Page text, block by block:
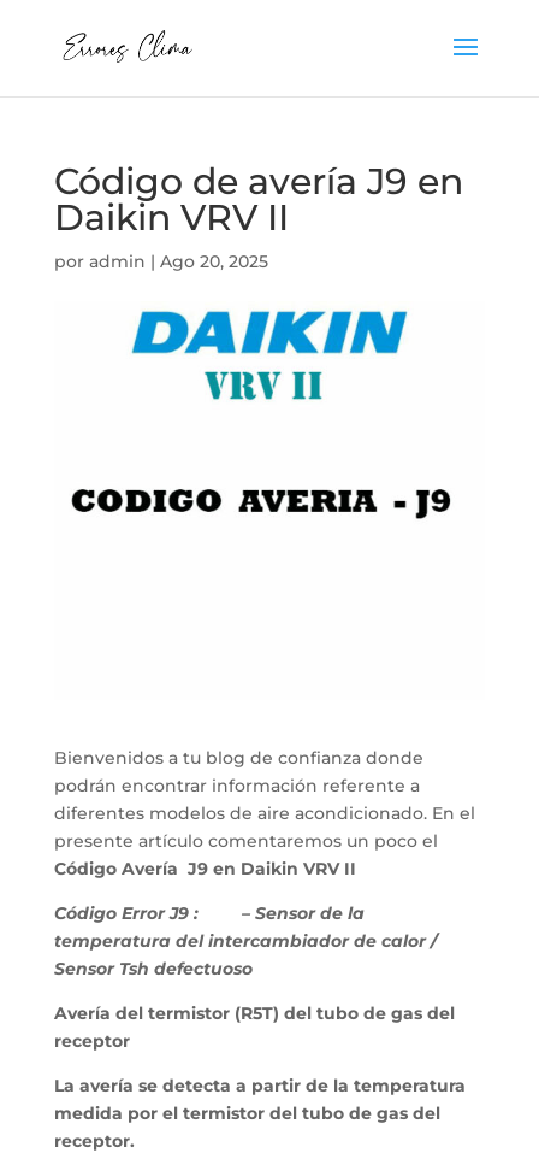
Código de avería J9 en
Daikin VRV II
por admin | Ago 20, 2025
Bienvenidos a tu blog de confianza donde
podrán encontrar información referente a
diferentes modelos de aire acondicionado. En el
presente artículo comentaremos un poco el
Código Avería J9 en Daikin VRV II
Código Error J9 :
– Sensor de la
temperatura del intercambiador de calor /
Sensor Tsh defectuoso
Avería del termistor (R5T) del tubo de gas del
receptor
La avería se detecta a partir de la temperatura
medida por el termistor del tubo de gas del
receptor.